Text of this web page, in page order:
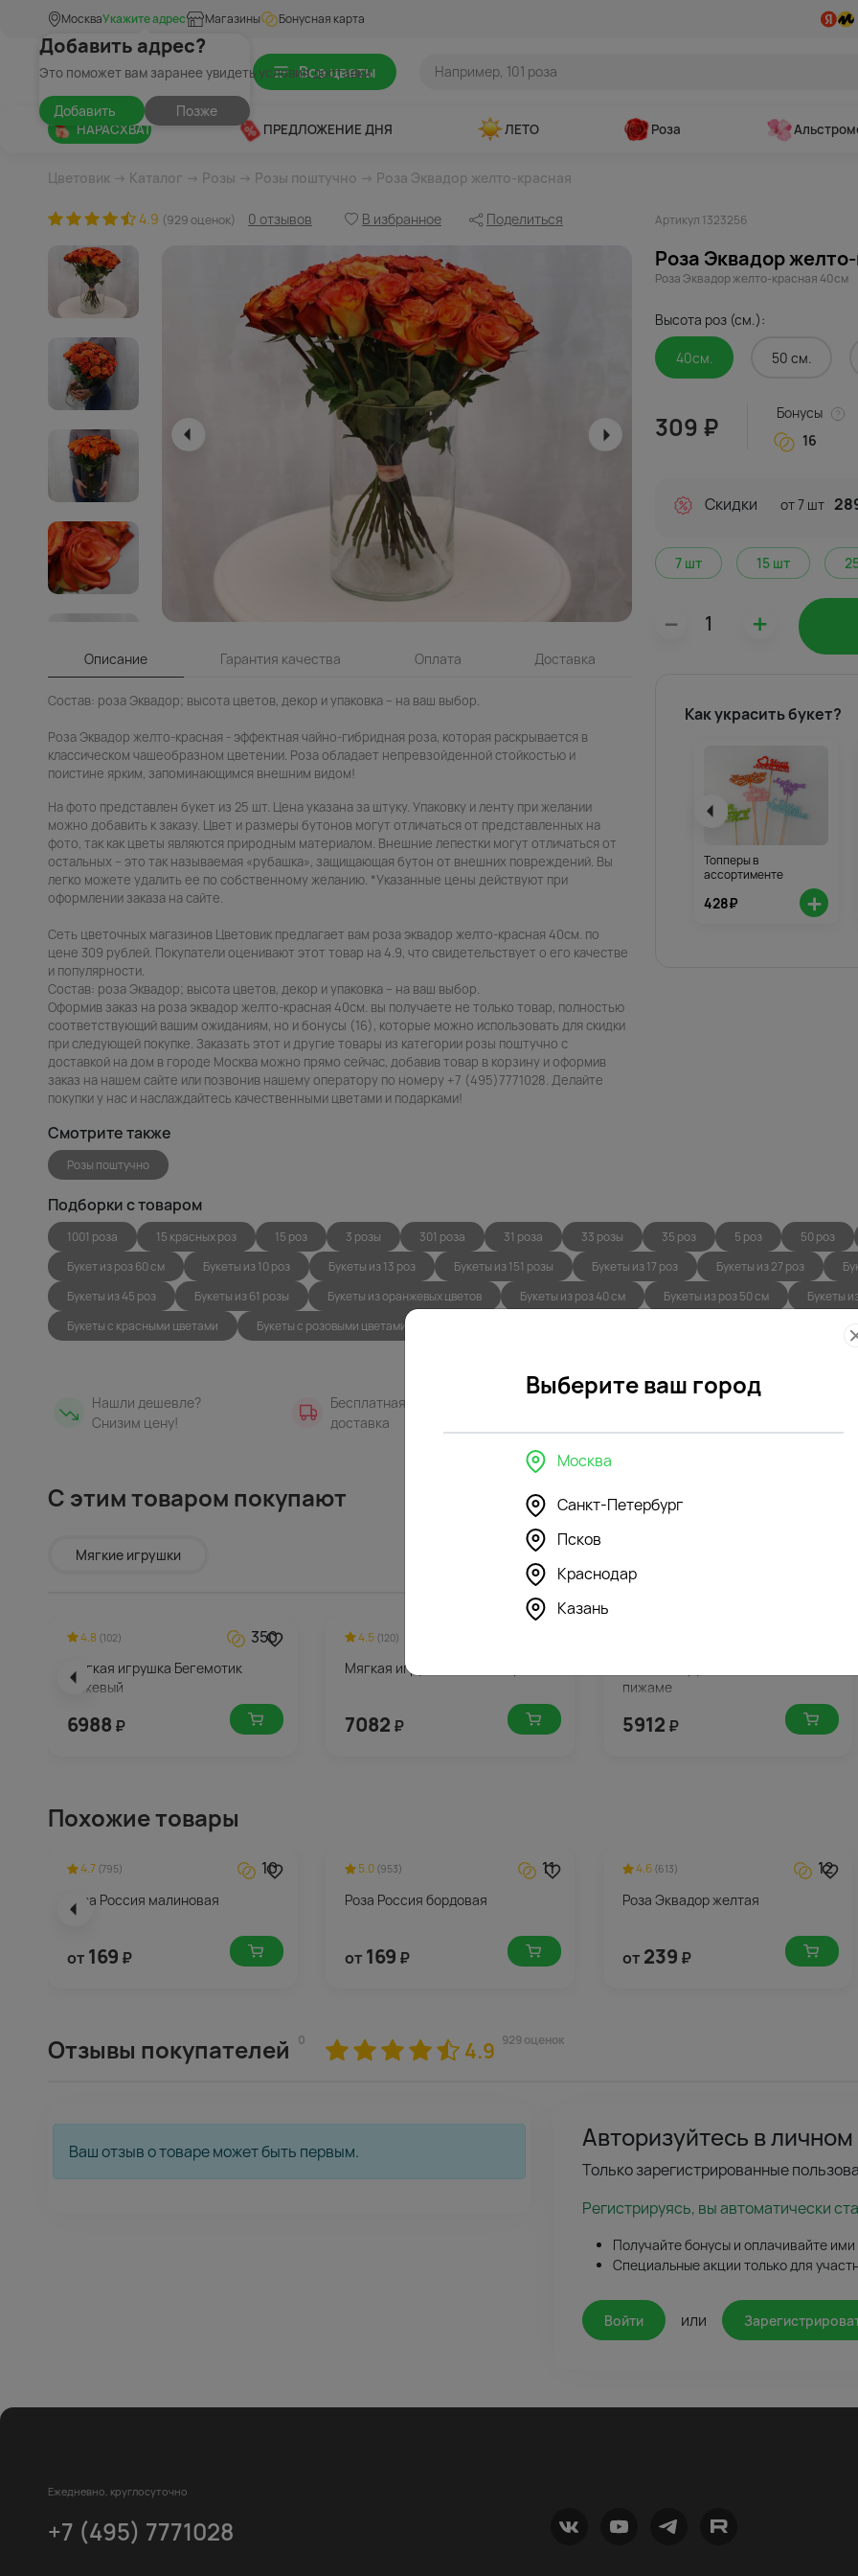
МоскваУкажите адрес
Добавить адрес?
Это поможет вам заранее увидеть условия доставки
Добавить Позже
Магазины Бонусная карта
Все цветы
НАРАСХВАТ ПРЕДЛОЖЕНИЕ ДНЯ ЛЕТО Роза
Цветовик → Каталог → Розы → Розы поштучно → Роза Эквадор желто-красная
4.9 (929 оценок) 0 отзывов В избранное Поделиться Артикул 1323256
Описание Гарантия качества Оплата Доставка
Состав: роза Эквадор; высота цветов, декор и упаковка – на ваш выбор.
Роза Эквадор желто-красная - эффектная чайно-гибридная роза, которая раскрывается в
классическом чашеобразном цветении. Роза обладает непревзойденной стойкостью и
поистине ярким, запоминающимся внешним видом!
На фото представлен букет из 25 шт. Цена указана за штуку. Упаковку и ленту при желании
можно добавить к заказу. Цвет и размеры бутонов могут отличаться от представленных на
фото, так как цветы являются природным материалом. Внешние лепестки могут отличаться от
остальных – это так называемая «рубашка», защищающая бутон от внешних повреждений. Вы
легко можете удалить ее по собственному желанию. *Указанные цены действуют при
оформлении заказа на сайте.
Сеть цветочных магазинов Цветовик предлагает вам роза эквадор желто-красная 40см. по
цене 309 рублей. Покупатели оценивают этот товар на 4.9, что свидетельствует о его качестве
и популярности.
Состав: роза Эквадор; высота цветов, декор и упаковка – на ваш выбор.
Оформив заказ на роза эквадор желто-красная 40см. вы получаете не только товар, полностью
соответствующий вашим ожиданиям, но и бонусы (16), которые можно использовать для скидки
при следующей покупке. Заказать этот и другие товары из категории розы поштучно с
доставкой на дом в городе Москва можно прямо сейчас, добавив товар в корзину и оформив
заказ на нашем сайте или позвонив нашему оператору по номеру +7 (495)7771028. Делайте
покупки у нас и наслаждайтесь качественными цветами и подарками!
Роза Эквадор
Роза Эквадор желто-красная 40см
Высота роз (см.):
40см. 50 см.
309 ₽
Бонусы
16
Скидки от 7 шт
7 шт 15 шт
– +
Как украсить букет?
Топперы в
ассортименте
428₽ +
Смотрите также
Розы поштучно
Подборки с товаром
1001 роза 15 красных роз 15 роз 3 розы 301 роза 31 роза 33 розы 35 роз 5 роз 50 роз
Букет из роз 60 см
Букеты из 10 роз Букеты из 13 роз Букеты из 151 розы Букеты из 17 роз Букеты из 27 роз
Букеты из 45 роз
Букеты из 61 розы Букеты из оранжевых цветов Букеты из роз 40 см Букеты из роз 50 см Букеты
Букеты с красными цветами
Букеты с розовыми цветами
Нашли дешевле?
Снизим цену!
Бесплатная
доставка
Фото
С этим товаром покупают
Мягкие игрушки
4.8 (102) 350
Мягкая игрушка Бегемотик
бежевый
6988 ₽
4.5 (120)
Мягкая игрушка Зайка Глори
7082 ₽
пижаме
5912 ₽
Похожие товары
4.7 (795) 10
Роза Россия малиновая
от 169 ₽
5.0 (953) 11
Роза Россия бордовая
от 169 ₽
4.6 (613) 12
Роза Эквадор желтая
от 239 ₽
Отзывы покупателей 0 4.9 929 оценок
Ваш отзыв о товаре может быть первым. Авторизуйтесь в
Только зарегистрированные
Регистрируясь, вы автоматически
Получайте бонусы и оплачивайте ими
Специальные акции только для
Войти или
Ежедневно, круглосуточно
+7 (495) 7771028
Выберите ваш город
Москва
Санкт-Петербург
Псков
Краснодар
Казань